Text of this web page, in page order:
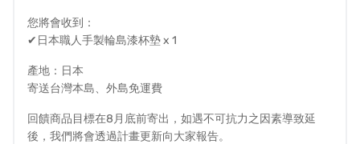
感到非常榮幸的是，超過4100名朋友給予了我們支持，這
使我們更深信日本的漆器工藝不僅能夠超越時間的限制，
用料理鏟」寄送到台灣，大家都在享受家人團聚的時刻....
您將會收到：
✔日本職人手製輪島漆杯墊 x 1
產地：日本
寄送台灣本島、外島免運費
回饋商品目標在8月底前寄出，如遇不可抗力之因素導致延
後，我們將會透過計畫更新向大家報告。